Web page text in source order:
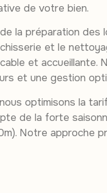
de votre bien.
la préparation des
et le
et accueillante.
et une gestion
optimisons la
de la forte
Notre approche